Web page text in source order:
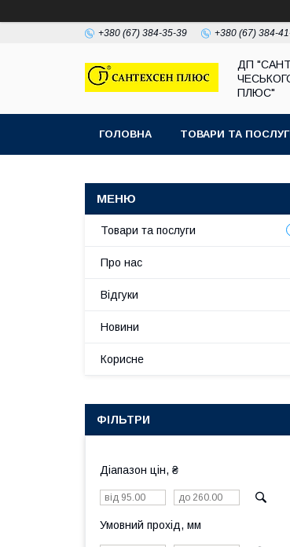
+380 (67) 384-35-39 +380 (67) 384-
ДП
ПЛЮС"
ГОЛОВНА ТОВАРИ ТА
Товари та послуги
Про нас
Відгуки
Новини
Корисне
ФІЛЬТРИ
Діапазон цін, ₴
Умовний прохід, мм